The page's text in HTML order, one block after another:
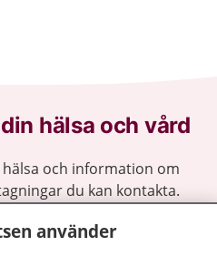
hälsa och vård
och information om
du kan kontakta.
1177 för
runt.
använder